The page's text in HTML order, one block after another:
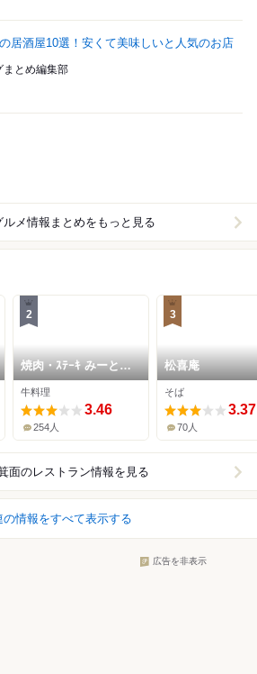
居酒屋10選！安くて美味しいと人気のお店
まとめ編集部
ルメ情報まとめをもっと見る
2
焼肉・ｽﾃｰｷ みーとが
ぁでん 箕面小野原店
牛料理
3.46
254人
3
松喜庵
そば
3.37
70人
面のレストラン情報を見る
の情報をすべて表示する
広告を非表示